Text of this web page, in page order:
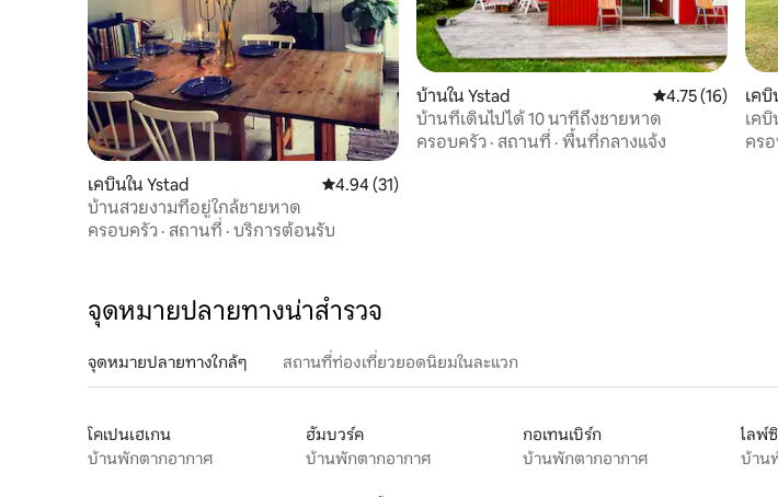
เคบินใน Ystad คะแนนเฉลี่ย 4.94 จาก 5, 31 รีวิว
4.94 (31)
บ้านสวยงามที่อยู่ใกล้ชายหาด
ครอบครัว · สถานที่ · บริการต้อนรับ
บ้านใน Ystad คะแนนเฉลี่ย 4.75
4.75 (16)
บ้านที่เดินไปได้ 10 นาทีถึงชายหาด
ครอบครัว · สถานที่ · พื้นที่กลางแจ้ง
เค
เค
คร
จุดหมายปลายทางน่าสำรวจ
จุดหมายปลายทางใกล้ๆ สถานที่ท่องเที่ยวยอดนิยมในละแวก
โคเปนเฮเกน
บ้านพักตากอากาศ
ฮัมบวร์ค
บ้านพักตากอากาศ
กอเทนเบิร์ก
บ้านพักตากอากาศ
ไลพ์
บ้าน